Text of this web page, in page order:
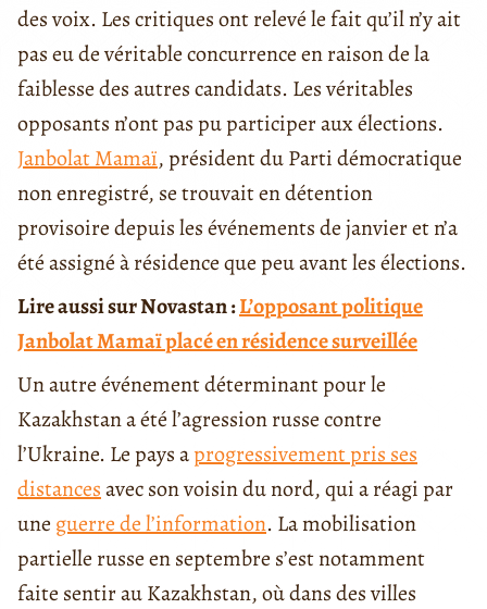
des voix. Les critiques ont relevé le fait qu’il n’y ait
pas eu de véritable concurrence en raison de la
faiblesse des autres candidats. Les véritables
opposants n’ont pas pu participer aux élections.
Janbolat Mamaï, président du Parti démocratique
non enregistré, se trouvait en détention
provisoire depuis les événements de janvier et n’a
été assigné à résidence que peu avant les élections.
Lire aussi sur Novastan :L’opposant politique
Janbolat Mamaï placé en résidence surveillée
Un autre événement déterminant pour le
Kazakhstan a été l’agression russe contre
l’Ukraine. Le pays aprogressivement pris ses
distancesavec son voisin du nord, qui a réagi par
une guerre de l’information. La mobilisation
partielle russe en septembre s’est notamment
faite sentir au Kazakhstan, où dans des villes